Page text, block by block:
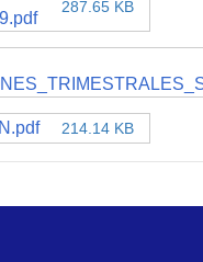
287.65 KB
214.14 KB